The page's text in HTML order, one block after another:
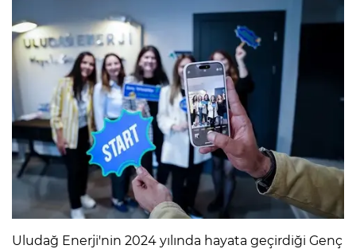
Uludağ Enerji'nin 2024 yılında hayata geçirdiği Genç